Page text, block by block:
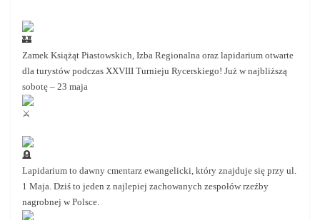
Zamek Książąt Piastowskich, Izba Regionalna oraz lapidarium otwarte
dla turystów podczas XXVIII Turnieju Rycerskiego! Już w najbliższą
sobotę – 23 maja
Lapidarium to dawny cmentarz ewangelicki, który znajduje się przy ul.
1 Maja. Dziś to jeden z najlepiej zachowanych zespołów rzeźby
nagrobnej w Polsce.